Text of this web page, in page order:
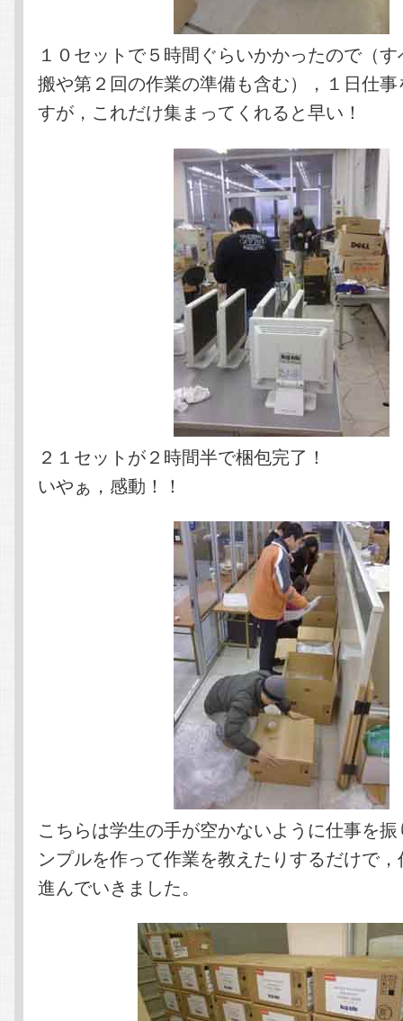
１０セットで５時間ぐらいかかったので（
搬や第２回の作業の準備も含む），１日仕
すが，これだけ集まってくれると早い！
２１セットが２時間半で梱包完了！
いやぁ，感動！！
こちらは学生の手が空かないように仕事を
ンプルを作って作業を教えたりするだけで
進んでいきました。